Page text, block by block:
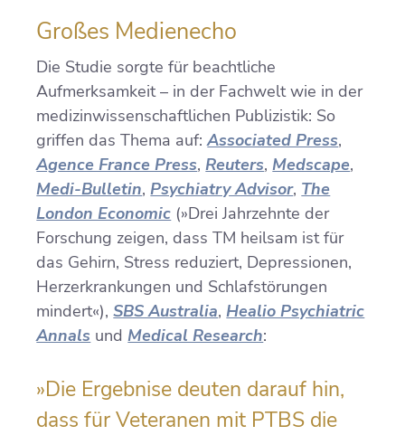
Großes Medienecho
Die Studie sorgte für beachtliche
Aufmerksamkeit – in der Fachwelt wie in der
medizinwissenschaftlichen Publizistik: So
griffen das Thema auf:Associated Press,
Agence France Press,Reuters,Medscape,
Medi-Bulletin,Psychiatry Advisor, The
London Economic (»Drei Jahrzehnte der
Forschung zeigen, dass TM heilsam ist für
das Gehirn, Stress reduziert, Depressionen,
Herzerkrankungen und Schlafstörungen
mindert«),SBS Australia,Healio Psychiatric
Annals undMedical Research:
»Die Ergebnise deuten darauf hin,
dass für Veteranen mit PTBS die